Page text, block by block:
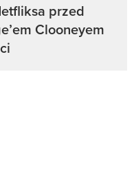
przed
Clooneyem